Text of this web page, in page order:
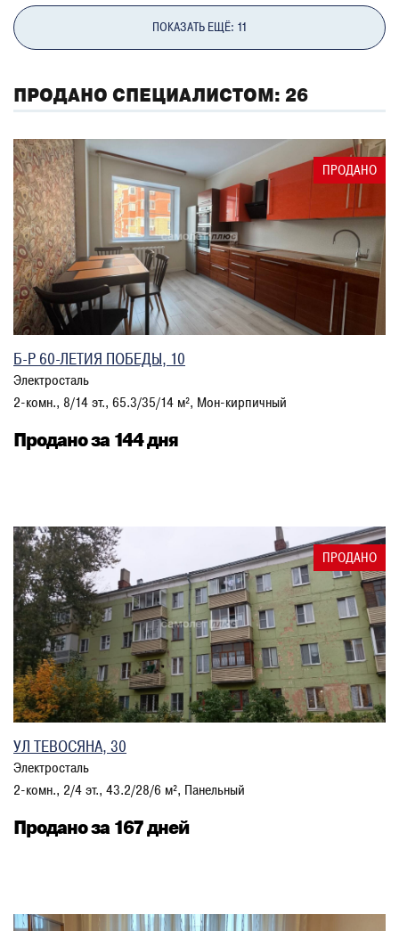
ПОКАЗАТЬ ЕЩЁ: 11
ПРОДАНО СПЕЦИАЛИСТОМ: 26
Б-Р 60-ЛЕТИЯ ПОБЕДЫ, 10
Электросталь
2-комн., 8/14 эт., 65.3/35/14 м², Мон-кирпичный
Продано за 144 дня
ПРОДАНО
УЛ ТЕВОСЯНА, 30
Электросталь
2-комн., 2/4 эт., 43.2/28/6 м², Панельный
Продано за 167 дней
ПРОДАНО